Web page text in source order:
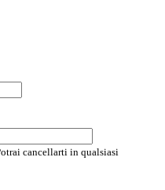
cancellarti in qualsiasi